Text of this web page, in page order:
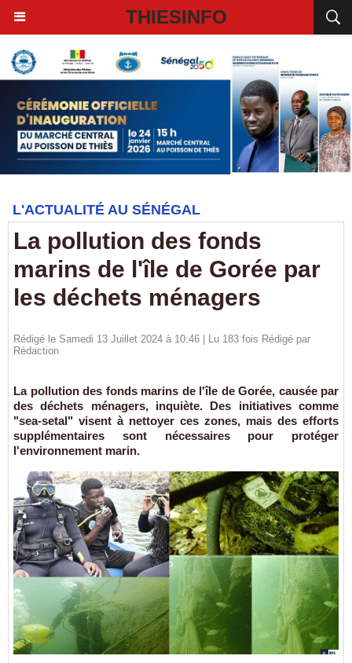
THIESINFO
L'ACTUALITÉ AU SÉNÉGAL
La pollution des fonds
marins de l'île de Gorée par
les déchets ménagers
Rédigé le Samedi 13 Juillet 2024 à 10:46 | Lu 183 fois Rédigé par
Rédaction
La pollution des fonds marins de l'île de Gorée, causée par
des déchets ménagers, inquiète. Des initiatives comme
"sea-setal" visent à nettoyer ces zones, mais des efforts
supplémentaires sont nécessaires pour protéger
l'environnement marin.